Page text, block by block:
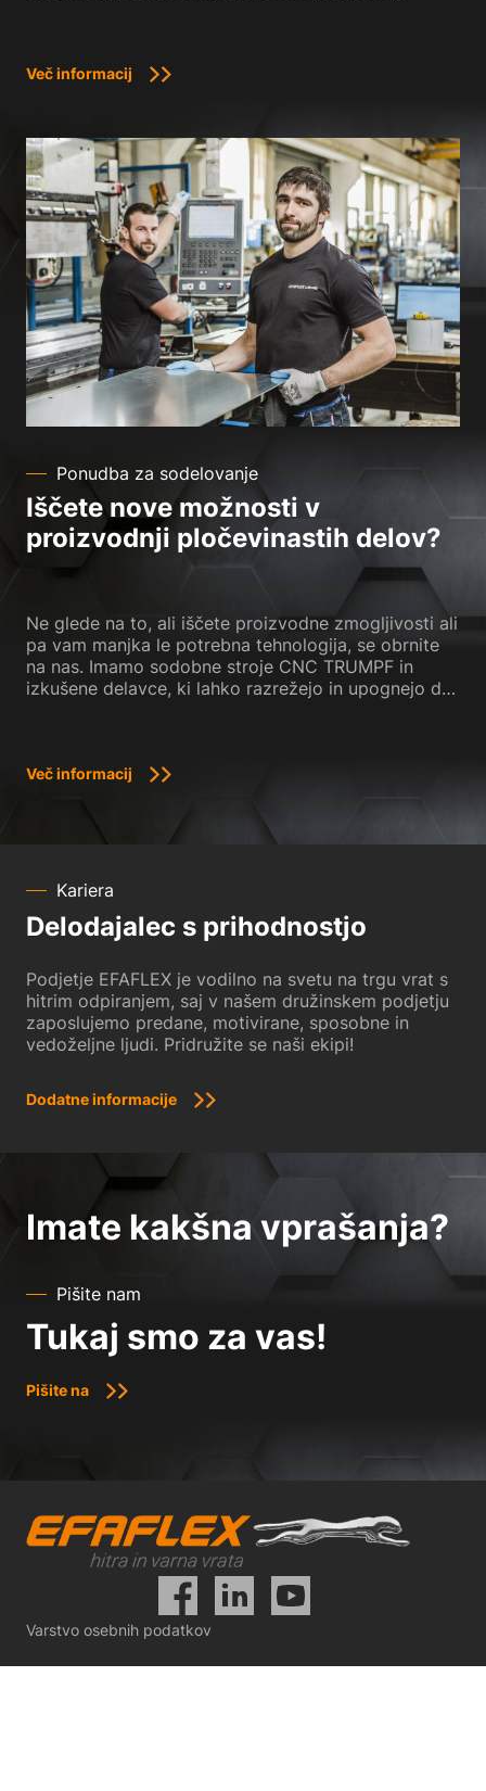
Več informacij
Ponudba za sodelovanje
Iščete nove možnosti v
proizvodnji pločevinastih delov?
Ne glede na to, ali iščete proizvodne zmogljivosti ali
pa vam manjka le potrebna tehnologija, se obrnite
na nas. Imamo sodobne stroje CNC TRUMPF in
izkušene delavce, ki lahko razrežejo in upognejo do
Več informacij
Kariera
Delodajalec s prihodnostjo
Podjetje EFAFLEX je vodilno na svetu na trgu vrat s
hitrim odpiranjem, saj v našem družinskem podjetju
zaposlujemo predane, motivirane, sposobne in
vedoželjne ljudi. Pridružite se naši ekipi!
Dodatne informacije
Imate kakšna vprašanja?
Pišite nam
Tukaj smo za vas!
Pišite na
Varstvo osebnih podatkov